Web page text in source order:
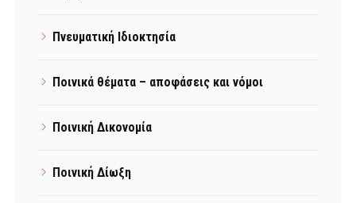
Πνευματική Ιδιοκτησία
Ποινικά θέματα – αποφάσεις και νόμοι
Ποινική Δικονομία
Ποινική Δίωξη